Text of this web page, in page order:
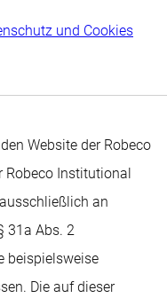
und Cookies
Website der Robeco
Robeco Institutional
an
31a Abs. 2
beispielsweise
Die auf dieser